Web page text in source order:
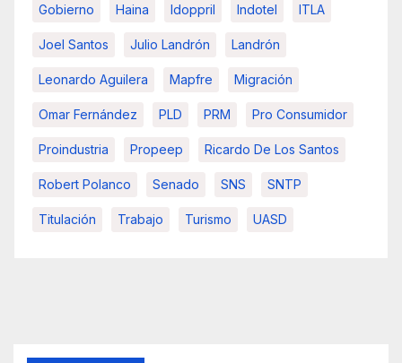
Gobierno Haina Idoppril Indotel ITLA
Joel Santos Julio Landrón Landrón
Leonardo Aguilera Mapfre Migración
Omar Fernández PLD PRM Pro Consumidor
Proindustria Propeep Ricardo De Los Santos
Robert Polanco Senado SNS SNTP
Titulación Trabajo Turismo UASD